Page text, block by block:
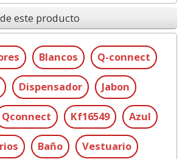
este producto
Blancos Q-connect
Dispensador Jabon
Qconnect Kf16549 Azul
Baño Vestuario